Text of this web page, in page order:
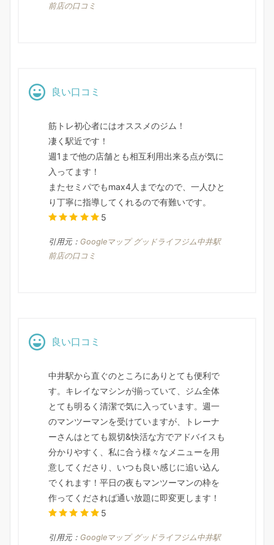
前店の口コミ
良い口コミ
筋トレ初心者にはオススメのジム！
凄く駅近です！
週1まで他の店舗とも相互利用出来る点が気に
入ってます！
またセミパでもmax4人までなので、一人ひと
り丁寧に指導してくれるので有難いです。
5
引用元： Googleマップ グッドライフジム中井駅
前店の口コミ
良い口コミ
中井駅から直ぐのところにありとても便利で
す。キレイなマシンが揃っていて、ジム全体
とても明るく清潔で気に入っています。週一
のマンツーマンを受けていますが、トレーナ
ーさんはとても親切&快活な方でアドバイスも
分かりやすく、私に合う様々なメニューを用
意してくださり、いつも良い感じに追い込ん
でくれます！平日の夜もマンツーマンの枠を
作ってくだされば通い放題に即変更します！
5
引用元： Googleマップ グッドライフジム中井駅